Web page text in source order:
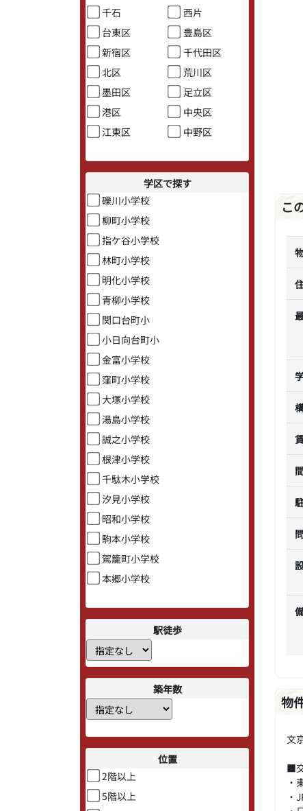
千石
西片
台東区
豊島区
新宿区
千代田区
北区
荒川区
墨田区
足立区
港区
中央区
江東区
中野区
学区で探す
礫川小学校
柳町小学校
指ケ谷小学校
林町小学校
明化小学校
青柳小学校
関口台町小
小日向台町小
金富小学校
窪町小学校
大塚小学校
湯島小学校
誠之小学校
根津小学校
千駄木小学校
汐見小学校
昭和小学校
駒本小学校
駕籠町小学校
本郷小学校
駅徒歩
築年数
位置
2階以上
5階以上
こ
物
文
■
・
・